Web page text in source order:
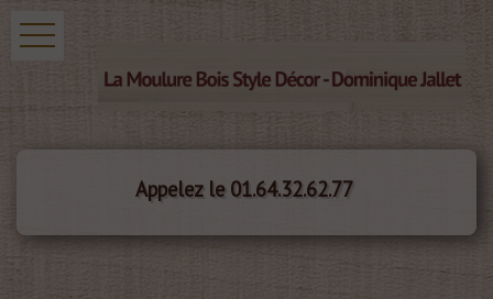
Appelez le 01.64.32.62.77